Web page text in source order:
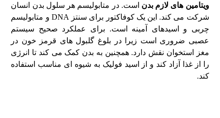
ویتامین های لازم بدن است. در متابولیسم هر سلول بدن انسان
شرکت می کند. این یک کوفاکتور برای سنتز DNA و متابولیسم
چربی و اسیدهای آمینه است. برای عملکرد صحیح سیستم
عصبی ضروری است زیرا در بلوغ گلبول های قرمز خون در
مغز استخوان نقش دارد. همچنین به بدن کمک می کند تا انرژی
را از غذا آزاد کند و از اسید فولیک به شیوه ای مناسب استفاده
کند.